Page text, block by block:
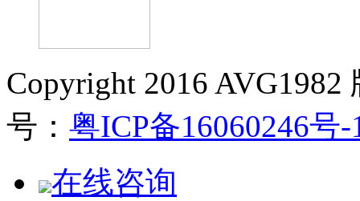
Copyright 2016
号： 粤ICP备16060246号-
在线咨询